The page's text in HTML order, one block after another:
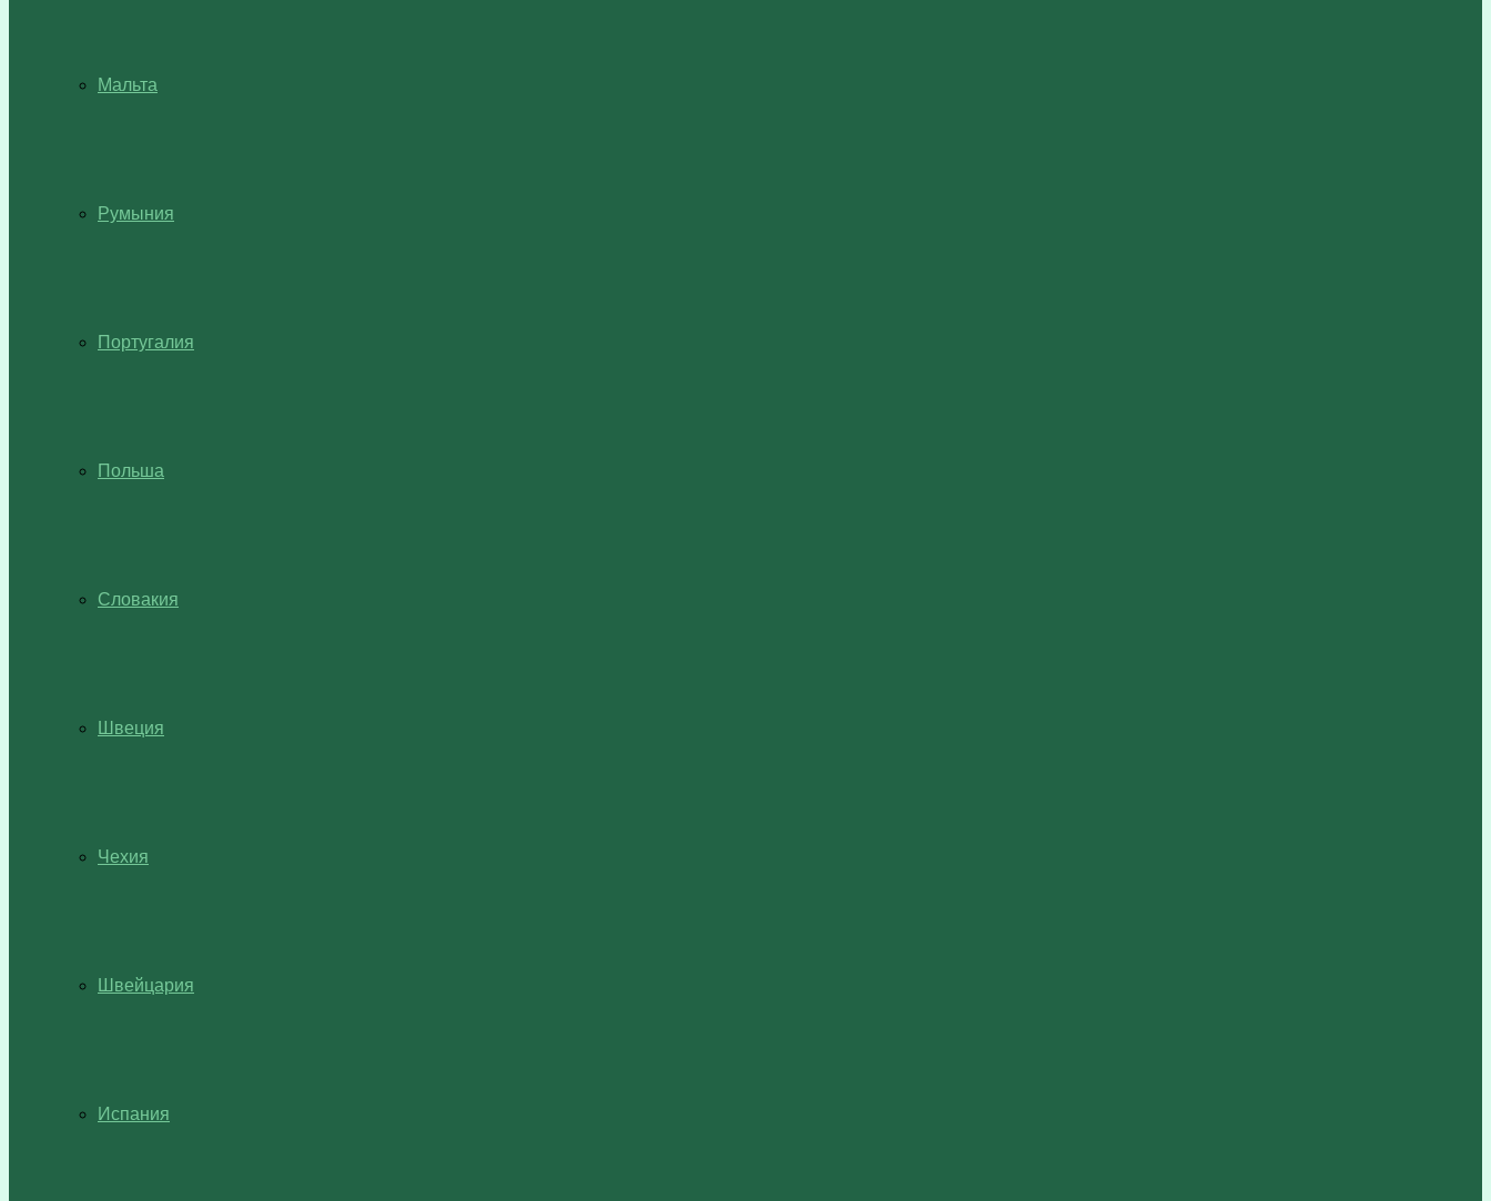
Мальта
Румыния
Португалия
Польша
Словакия
Швеция
Чехия
Швейцария
Испания